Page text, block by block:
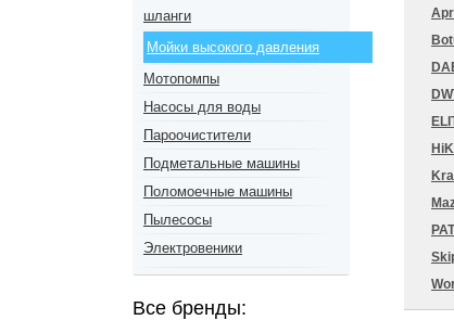
шланги
Мойки высокого давления
Мотопомпы
Насосы для воды
Пароочистители
Подметальные машины
Поломоечные машины
Пылесосы
Электровеники
Все бренды: